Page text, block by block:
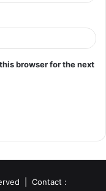
browser for the next
| Contact :